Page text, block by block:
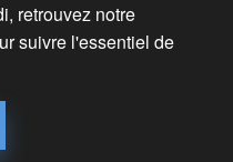
retrouvez notre
suivre l'essentiel de